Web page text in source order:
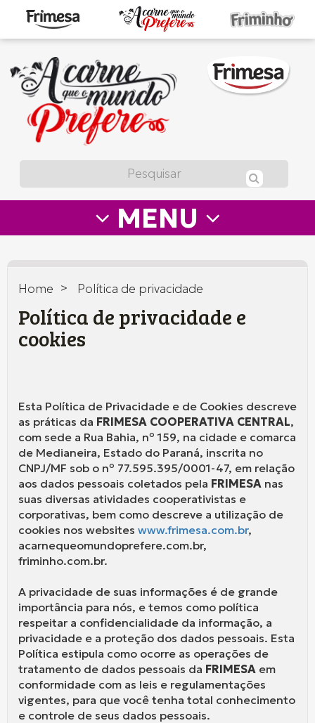
A
carne
que
prefere
—
MENU
Home > Política de privacidade
Política de privacidade e
cookies
Esta Política de Privacidade e de Cookies descreve
as práticas da FRIMESA COOPERATIVA CENTRAL,
com sede a Rua Bahia, nº 159, na cidade e comarca
de Medianeira, Estado do Paraná, inscrita no
CNPJ/MF sob o nº 77.595.395/0001-47, em relação
aos dados pessoais coletados pela FRIMESA nas
suas diversas atividades cooperativistas e
corporativas, bem como descreve a utilização de
cookies nos websites www.frimesa.com.br,
acarnequeomundoprefere.com.br,
friminho.com.br.
A privacidade de suas informações é de grande
importância para nós, e temos como política
respeitar a confidencialidade da informação, a
privacidade e a proteção dos dados pessoais. Esta
Política estipula como ocorre as operações de
tratamento de dados pessoais da FRIMESA em
conformidade com as leis e regulamentações
vigentes, para que você tenha total conhecimento
e controle de seus dados pessoais.